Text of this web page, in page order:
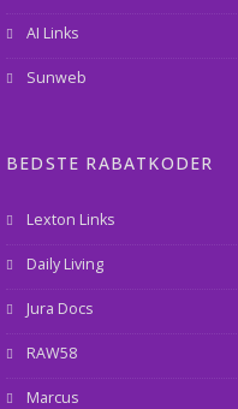
AI Links
Sunweb
BEDSTE RABATKODER
Lexton Links
Daily Living
Jura Docs
RAW58
Marcus